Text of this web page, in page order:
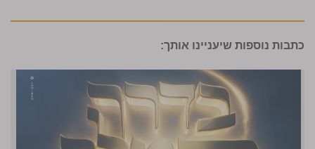
כתבות נוספות שיעניינו אותך: